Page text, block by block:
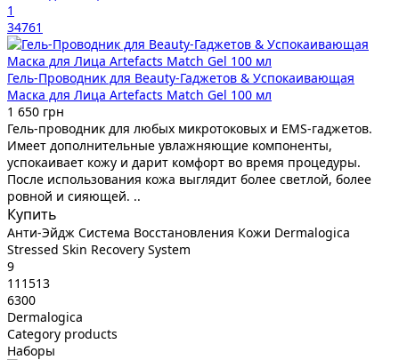
1
34761
Гель-Проводник для Beauty-Гаджетов & Успокаивающая
Маска для Лица Artefacts Match Gel 100 мл
1 650 грн
Гель-проводник для любых микротоковых и EMS-гаджетов.
Имеет дополнительные увлажняющие компоненты,
успокаивает кожу и дарит комфорт во время процедуры.
После использования кожа выглядит более светлой, более
ровной и сияющей. ..
Купить
Анти-Эйдж Система Восстановления Кожи Dermalogica
Stressed Skin Recovery System
9
111513
6300
Dermalogica
Category products
Наборы